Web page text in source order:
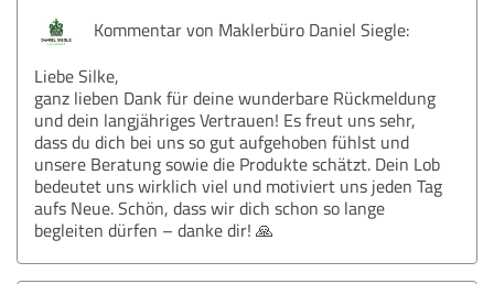
Kommentar von Maklerbüro Daniel Siegle:
Liebe Silke,
ganz lieben Dank für deine wunderbare Rückmeldung
und dein langjähriges Vertrauen! Es freut uns sehr,
dass du dich bei uns so gut aufgehoben fühlst und
unsere Beratung sowie die Produkte schätzt. Dein Lob
bedeutet uns wirklich viel und motiviert uns jeden Tag
aufs Neue. Schön, dass wir dich schon so lange
begleiten dürfen – danke dir! 🙏